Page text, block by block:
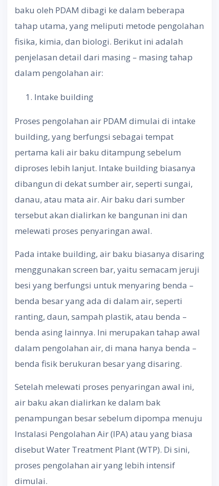
baku oleh PDAM dibagi ke dalam beberapa
tahap utama, yang meliputi metode pengolahan
fisika, kimia, dan biologi. Berikut ini adalah
penjelasan detail dari masing – masing tahap
dalam pengolahan air:
Intake building
Proses pengolahan air PDAM dimulai di intake
building, yang berfungsi sebagai tempat
pertama kali air baku ditampung sebelum
diproses lebih lanjut. Intake building biasanya
dibangun di dekat sumber air, seperti sungai,
danau, atau mata air. Air baku dari sumber
tersebut akan dialirkan ke bangunan ini dan
melewati proses penyaringan awal.
Pada intake building, air baku biasanya disaring
menggunakan screen bar, yaitu semacam jeruji
besi yang berfungsi untuk menyaring benda –
benda besar yang ada di dalam air, seperti
ranting, daun, sampah plastik, atau benda –
benda asing lainnya. Ini merupakan tahap awal
dalam pengolahan air, di mana hanya benda –
benda fisik berukuran besar yang disaring.
Setelah melewati proses penyaringan awal ini,
air baku akan dialirkan ke dalam bak
penampungan besar sebelum dipompa menuju
Instalasi Pengolahan Air (IPA) atau yang biasa
disebut Water Treatment Plant (WTP). Di sini,
proses pengolahan air yang lebih intensif
dimulai.